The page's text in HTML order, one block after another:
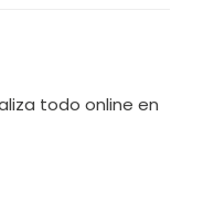
todo online en